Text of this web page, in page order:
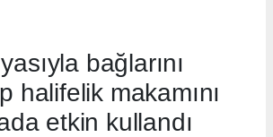
bağlarını
halifelik makamını
etkin kullandı